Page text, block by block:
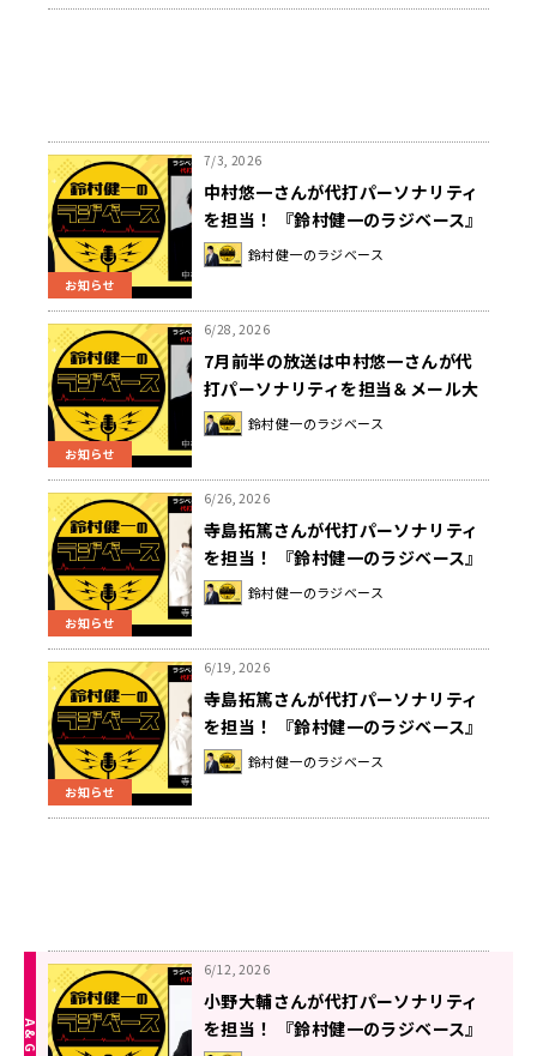
お知らせ
7/3, 2026
中村悠一さんが代打パーソナリティ
を担当！ 『鈴村健一のラジベース』
#223 鈴村健一のラジベース
お知らせ
6/28, 2026
7月前半の放送は中村悠一さんが代
打パーソナリティを担当＆メール大
募集！『鈴村健一のラジベース』
鈴村健一のラジベース
お知らせ
6/26, 2026
寺島拓篤さんが代打パーソナリティ
を担当！ 『鈴村健一のラジベース』
#222 鈴村健一のラジベース
お知らせ
6/19, 2026
寺島拓篤さんが代打パーソナリティ
を担当！ 『鈴村健一のラジベース』
#221 鈴村健一のラジベース
6/12, 2026
小野大輔さんが代打パーソナリティ
を担当！ 『鈴村健一のラジベース』